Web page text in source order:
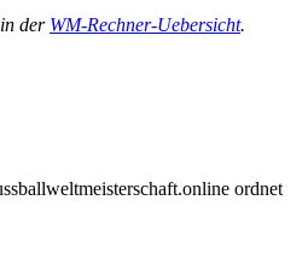
der WM-Rechner-Uebersicht.
ordnet